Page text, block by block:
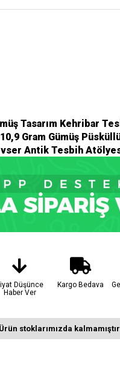
Tasarım Kehribar
10,9 Gram Gümüş
Antik Tesbih
Düşünce
Haber Ver
Kargo Bedava
Ürün stoklarımızda